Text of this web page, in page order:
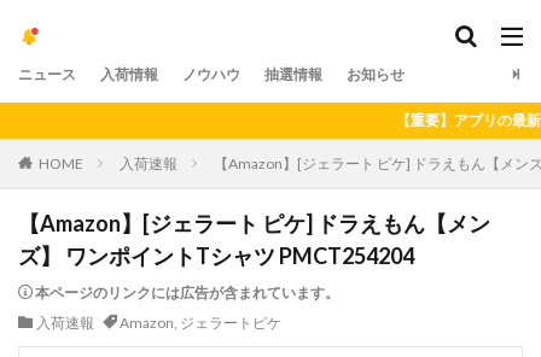
ニュース 入荷情報 ノウハウ 抽選情報 お知らせ
【重要】アプリの最新バー
HOME 入荷速報 【Amazon】[ジェラート ピケ] ドラえもん【メン
【Amazon】[ジェラート ピケ] ドラえもん【メン
ズ】 ワンポイントTシャツ PMCT254204
本ページのリンクには広告が含まれています。
入荷速報
Amazon, ジェラートピケ